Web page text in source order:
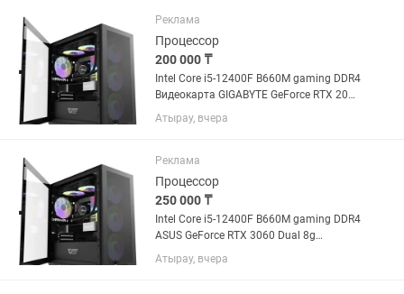
Asrock h610m Куллер процессора...
Реклама
Процессор
200 000 ₸
Intel Core i5-12400F B660M gaming DDR4
Видеокарта GIGABYTE GeForce RTX 2060
SUPER 8Gb Kingston HyperX FURY Black
Атырау, вчера
Реклама
Процессор
250 000 ₸
Intel Core i5-12400F B660M gaming DDR4
ASUS GeForce RTX 3060 Dual 8g
Kingston HyperX FURY Black 16g
Атырау, вчера